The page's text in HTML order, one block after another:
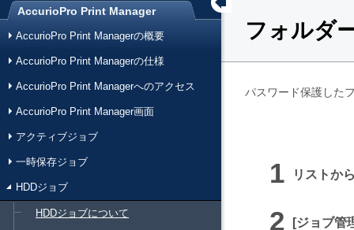
ー
メ
ー
AccurioPro Print Manager
AccurioPro Print Managerの概要
AccurioPro Print Managerの仕様
AccurioPro Print Managerへのアクセス
AccurioPro Print Manager画面
アクティブジョブ
一時保存ジョブ
HDDジョブ
HDDジョブについて
フォルダ
パスワード保護した
リストか
ジョブ管